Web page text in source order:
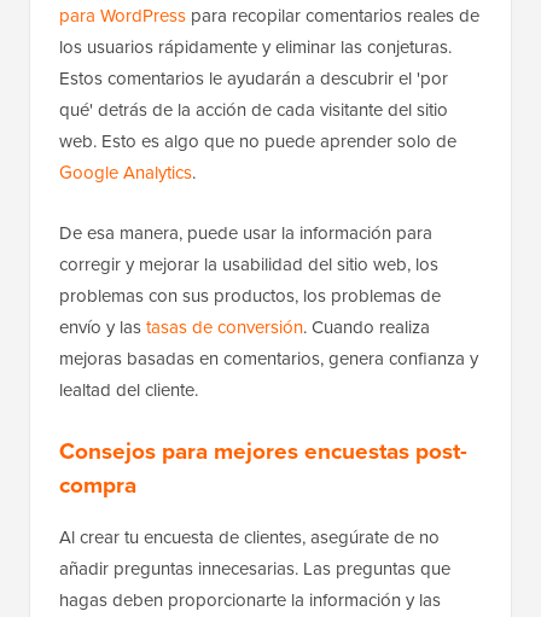
para WordPress para recopilar comentarios reales de
los usuarios rápidamente y eliminar las conjeturas.
Estos comentarios le ayudarán a descubrir el 'por
qué' detrás de la acción de cada visitante del sitio
web. Esto es algo que no puede aprender solo de
Google Analytics.
De esa manera, puede usar la información para
corregir y mejorar la usabilidad del sitio web, los
problemas con sus productos, los problemas de
envío y lastasas de conversión. Cuando realiza
mejoras basadas en comentarios, genera confianza y
lealtad del cliente.
Consejos para mejores encuestas post-
compra
Al crear tu encuesta de clientes, asegúrate de no
añadir preguntas innecesarias. Las preguntas que
hagas deben proporcionarte la información y las